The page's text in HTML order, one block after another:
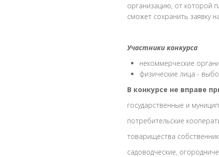
организацию, от которой
сможет сохранить заявку
Участники конкурса
некоммерческие
физические лица -
В конкурсе не вправе
государственные и
потребительские
товарищества
садоводческие,